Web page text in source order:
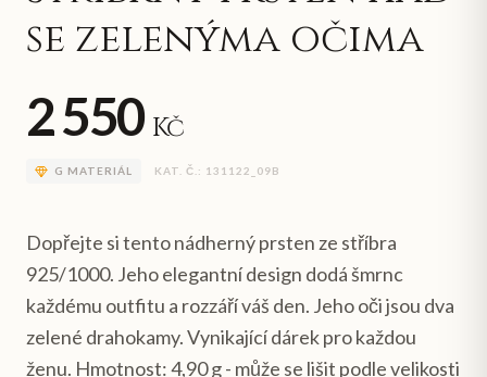
se zelenýma očima
2 550 Kč
G MATERIÁL KAT. Č.: 131122_09B
Dopřejte si tento nádherný prsten ze stříbra
925/1000. Jeho elegantní design dodá šmrnc
každému outfitu a rozzáří váš den. Jeho oči jsou dva
zelené drahokamy. Vynikající dárek pro každou
ženu. Hmotnost: 4,90 g - může se lišit podle velikosti